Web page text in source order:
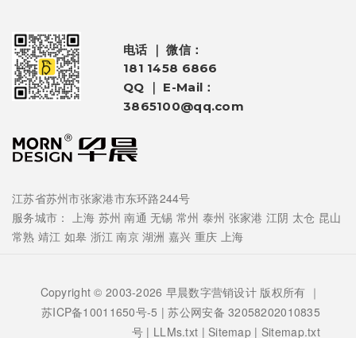
电话 ｜ 微信：
181 1458 6866
QQ ｜ E-Mail：
3865100@qq.com
江苏省苏州市张家港市东环路244号
服务城市： 上海 苏州 南通 无锡 常州 泰州 张家港 江阴 太仓 昆山
常熟 靖江 如皋 浙江 南京 湖洲 嘉兴 重庆 上海
Copyright © 2003-2026 早晨数字营销设计 版权所有 ｜
苏ICP备10011650号-5 | 苏公网安备 32058202010835
号 | LLMs.txt | Sitemap | Sitemap.txt